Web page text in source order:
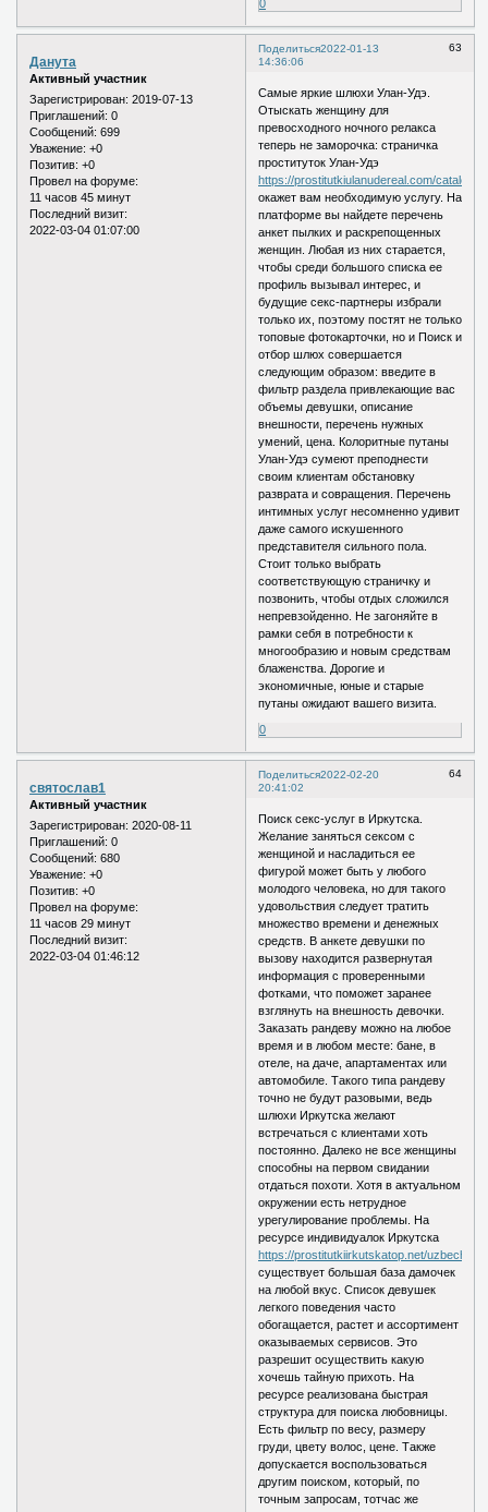
0
Поделиться 63
2022-01-13
14:36:06
Данута
Активный участник
Зарегистрирован: 2019-07-13
Приглашений: 0
Сообщений: 699
Уважение: +0
Позитив: +0
Провел на форуме:
11 часов 45 минут
Последний визит:
2022-03-04 01:07:00
Самые яркие шлюхи Улан-Удэ.
Отыскать женщину для
превосходного ночного релакса
теперь не заморочка: страничка
проституток Улан-Удэ
https://prostitutkiulanudereal.com/catalog/
окажет вам необходимую услугу. На
платформе вы найдете перечень
анкет пылких и раскрепощенных
женщин. Любая из них старается,
чтобы среди большого списка ее
профиль вызывал интерес, и
будущие секс-партнеры избрали
только их, поэтому постят не только
топовые фотокарточки, но и Поиск и
отбор шлюх совершается
следующим образом: введите в
фильтр раздела привлекающие вас
объемы девушки, описание
внешности, перечень нужных
умений, цена. Колоритные путаны
Улан-Удэ сумеют преподнести
своим клиентам обстановку
разврата и совращения. Перечень
интимных услуг несомненно удивит
даже самого искушенного
представителя сильного пола.
Стоит только выбрать
соответствующую страничку и
позвонить, чтобы отдых сложился
непревзойденно. Не загоняйте в
рамки себя в потребности к
многообразию и новым средствам
блаженства. Дорогие и
экономичные, юные и старые
путаны ожидают вашего визита.
0
Поделиться 64
2022-02-20
20:41:02
святослав1
Активный участник
Зарегистрирован: 2020-08-11
Приглашений: 0
Сообщений: 680
Уважение: +0
Позитив: +0
Провел на форуме:
11 часов 29 минут
Последний визит:
2022-03-04 01:46:12
Поиск секс-услуг в Иркутска.
Желание заняться сексом с
женщиной и насладиться ее
фигурой может быть у любого
молодого человека, но для такого
удовольствия следует тратить
множество времени и денежных
средств. В анкете девушки по
вызову находится развернутая
информация с проверенными
фотками, что поможет заранее
взглянуть на внешность девочки.
Заказать рандеву можно на любое
время и в любом месте: бане, в
отеле, на даче, апартаментах или
автомобиле. Такого типа рандеву
точно не будут разовыми, ведь
шлюхи Иркутска желают
встречаться с клиентами хоть
постоянно. Далеко не все женщины
способны на первом свидании
отдаться похоти. Хотя в актуальном
окружении есть нетрудное
урегулирование проблемы. На
ресурсе индивидуалок Иркутска
https://prostitutkiirkutskatop.net/uzbechki/
существует большая база дамочек
на любой вкус. Список девушек
легкого поведения часто
обогащается, растет и ассортимент
оказываемых сервисов. Это
разрешит осуществить какую
хочешь тайную прихоть. На
ресурсе реализована быстрая
структура для поиска любовницы.
Есть фильтр по весу, размеру
груди, цвету волос, цене. Также
допускается воспользоваться
другим поиском, который, по
точным запросам, тотчас же